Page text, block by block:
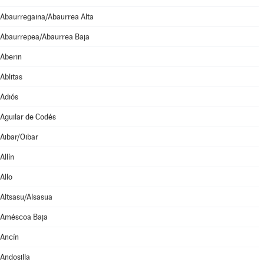
Abaurregaina/Abaurrea Alta
Abaurrepea/Abaurrea Baja
Aberin
Ablitas
Adiós
Aguilar de Codés
Aibar/Oibar
Allín
Allo
Altsasu/Alsasua
Améscoa Baja
Ancín
Andosilla